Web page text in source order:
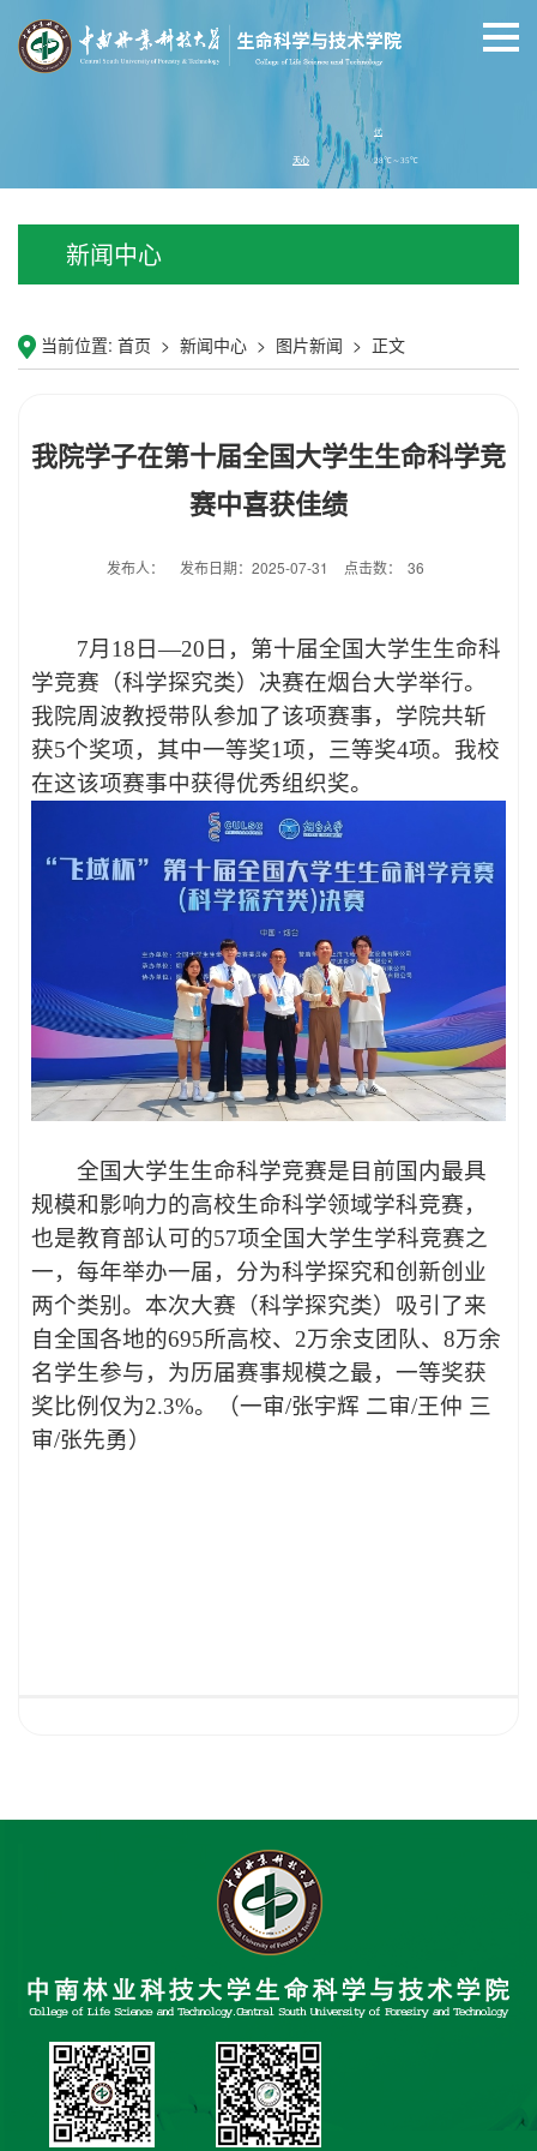
新闻中心
当前位置: 首页 > 新闻中心 > 图片新闻 > 正文
我院学子在第十届全国大学生生命科学竞
赛中喜获佳绩
发布人： 发布日期：2025-07-31 点击数： 36
7月 18 日—20 日，第十届全国大学生生命科
学竞赛（科学探究类）决赛在烟台大学举行。
我院周波教授带队参加了该项赛事，学院共斩
获5个奖项，其中一等奖1项，三等奖4项。我校
在这该项赛事中获得优秀组织奖。
全国大学生生命科学竞赛是目前国内最具
规模和影响力的高校生命科学领域学科竞赛，
也是教育部认可的57项全国大学生学科竞赛之
一，每年举办一届，分为科学探究和创新创业
两个类别。本次大赛（科学探究类）吸引了来
自全国各地的695所高校、 2万余支团队、 8万余
名学生参与，为历届赛事规模之最，一等奖获
奖比例 仅为2.3%。（一审/张宇辉 二审/王仲 三
审/张先勇）